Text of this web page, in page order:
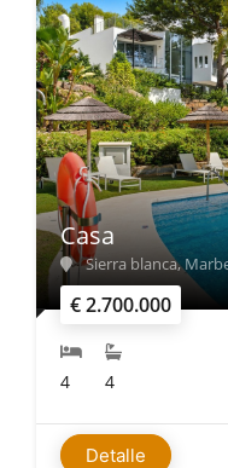
€ 2.700.000
Casa
Sierra blanca,
4 4
Detalle